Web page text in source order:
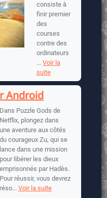
consiste à
finir premier
des
courses
contre des
ordinateurs
... Voir la
suite
Android
Dans Puzzle Gods de
Netflix, plongez dans
une aventure aux côtés
du courageux Zu, qui se
lance dans une mission
pour libérer les dieux
emprisonnés par Hadès.
Pour réussir, vous devrez
réso... Voir la suite